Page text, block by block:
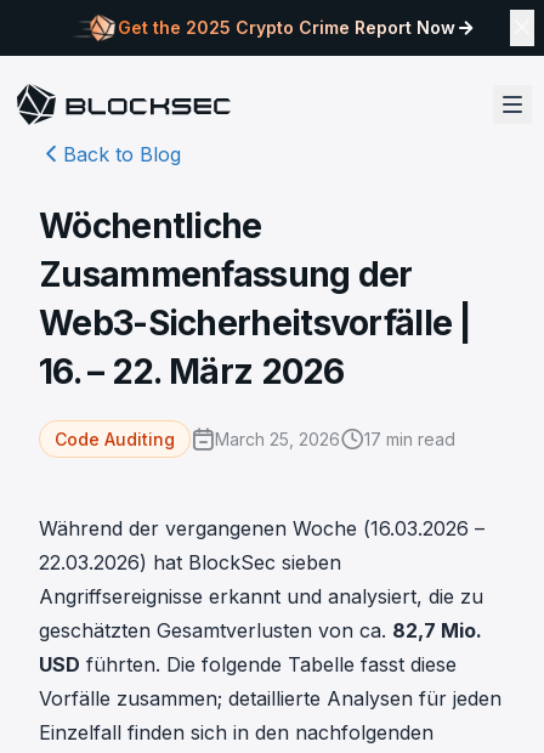
Get the 2025 Crypto Crime Report Now
Back to Blog
Wöchentliche
Zusammenfassung der
Web3-Sicherheitsvorfälle |
16. – 22. März 2026
Code Auditing March 25, 2026 17 min read
Während der vergangenen Woche (16.03.2026 –
22.03.2026) hat BlockSec sieben
Angriffsereignisse erkannt und analysiert, die zu
geschätzten Gesamtverlusten von ca. 82,7 Mio.
USD führten. Die folgende Tabelle fasst diese
Vorfälle zusammen; detaillierte Analysen für jeden
Einzelfall finden sich in den nachfolgenden